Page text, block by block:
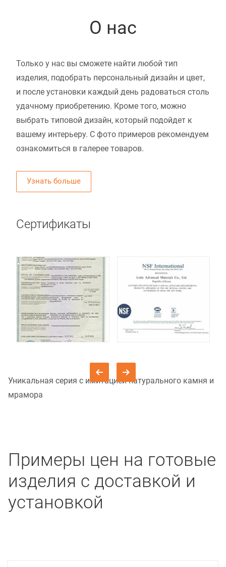
О нас
Только у нас вы сможете найти любой тип
изделия, подобрать персональный дизайн и цвет,
и после установки каждый день радоваться столь
удачному приобретению. Кроме того, можно
выбрать типовой дизайн, который подойдет к
вашему интерьеру. С фото примеров рекомендуем
ознакомиться в галерее товаров.
Узнать больше
Сертификаты
Уникальная серия с имитацией натурального камня и
мрамора
Примеры цен на готовые
изделия с доставкой и
установкой